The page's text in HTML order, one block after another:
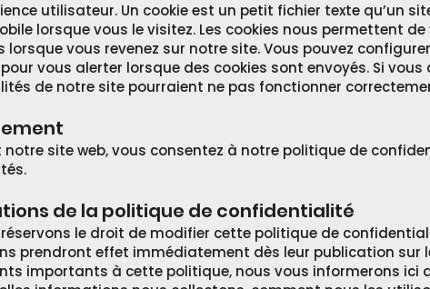
utilisateur. Un cookie est un petit fichier texte qu’un
lorsque vous le visitez. Les cookies nous permettent
lorsque vous revenez sur notre site. Vous pouvez
vous alerter lorsque des cookies sont envoyés. Si
de notre site pourraient ne pas fonctionner
notre site web, vous consentez à notre politique de
de la politique de confidentialité
réservons le droit de modifier cette politique de
prendront effet immédiatement dès leur publication sur
importants à cette politique, nous vous informerons ici